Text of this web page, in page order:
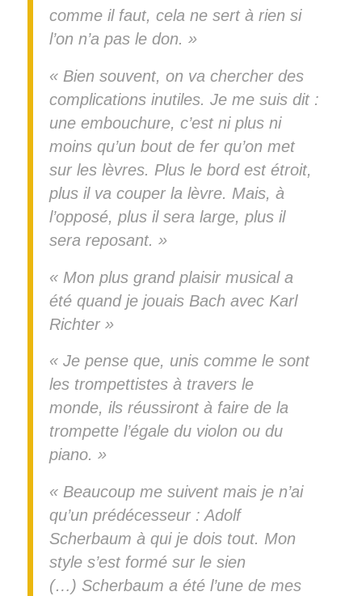
comme il faut, cela ne sert à rien si
l’on n’a pas le don. »
« Bien souvent, on va chercher des
complications inutiles. Je me suis dit :
une embouchure, c’est ni plus ni
moins qu’un bout de fer qu’on met
sur les lèvres. Plus le bord est étroit,
plus il va couper la lèvre. Mais, à
l’opposé, plus il sera large, plus il
sera reposant. »
« Mon plus grand plaisir musical a
été quand je jouais Bach avec Karl
Richter »
« Je pense que, unis comme le sont
les trompettistes à travers le
monde, ils réussiront à faire de la
trompette l’égale du violon ou du
piano. »
« Beaucoup me suivent mais je n’ai
qu’un prédécesseur : Adolf
Scherbaum à qui je dois tout. Mon
style s’est formé sur le sien
(…) Scherbaum a été l’une de mes